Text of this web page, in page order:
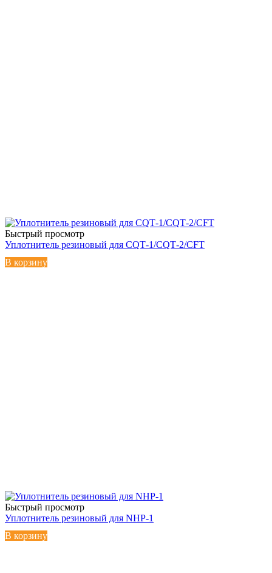
Быстрый просмотр
Уплотнитель резиновый для CQТ-1/CQТ-2/CFT
В корзину
Быстрый просмотр
Уплотнитель резиновый для NHP-1
В корзину